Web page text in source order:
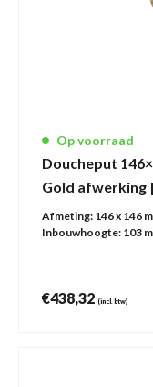
Op voorraad
Doucheput
Gold afwerking
Afmeting: 146 x 146
Inbouwhoogte: 103
€438,32 (incl. btw)